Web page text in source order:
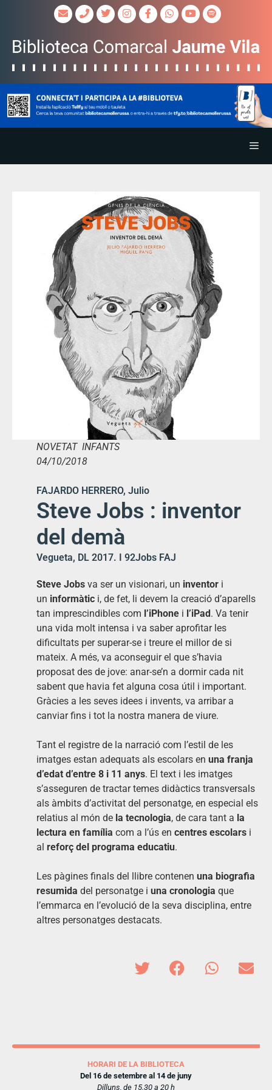
NOVETAT INFANTS
04/10/2018
FAJARDO HERRERO, Julio
Steve Jobs : inventor
del demà
Vegueta, DL 2017. I 92Jobs FAJ
Steve Jobs va ser un visionari, un inventor i
un informàtic i, de fet, li devem la creació d’aparells
tan imprescindibles com l’iPhone i l’iPad . Va tenir
una vida molt intensa i va saber aprofitar les
dificultats per superar-se i treure el millor de si
mateix. A més, va aconseguir el que s’havia
proposat des de jove: anar-se’n a dormir cada nit
sabent que havia fet alguna cosa útil i important.
Gràcies a les seves idees i invents, va arribar a
canviar fins i tot la nostra manera de viure.
Tant el registre de la narració com l’estil de les
imatges estan adequats als escolars en una franja
d’edat d’entre 8 i 11 anys. El text i les imatges
s’asseguren de tractar temes didàctics transversals
als àmbits d’activitat del personatge, en especial els
relatius al món de la tecnologia, de cara tant a la
lectura en família com a l’ús en centres escolars i
al reforç del programa educatiu.
Les pàgines finals del llibre contenen una biografia
resumida del personatge i una cronologia que
l’emmarca en l’evolució de la seva disciplina, entre
altres personatges destacats.
HORARI DE LA BIBLIOTECA
Del 16 de setembre al 14 de juny
Dilluns, de 15.30 a 20 h